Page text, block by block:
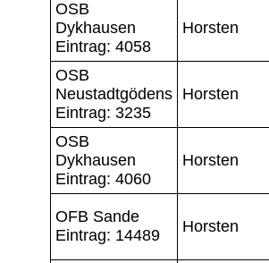
OSB
Dykhausen
Eintrag: 4058
Horsten
OSB
Neustadtgödens
Eintrag: 3235
Horsten
OSB
Dykhausen
Eintrag: 4060
Horsten
OFB Sande
Eintrag: 14489
Horsten